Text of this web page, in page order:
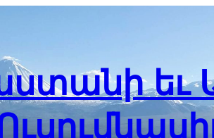
եւ